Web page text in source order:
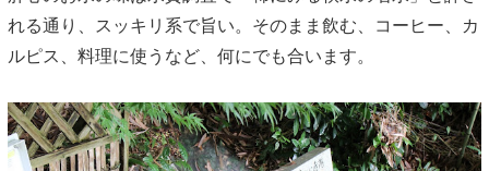
れる通り、スッキリ系で旨い。そのまま飲む、コーヒー、カ
ルピス、料理に使うなど、何にでも合います。